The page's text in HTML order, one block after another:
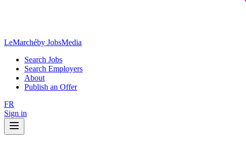
LeMarchéby JobsMedia
Search Jobs
Search Employers
About
Publish an Offer
FR
Sign in